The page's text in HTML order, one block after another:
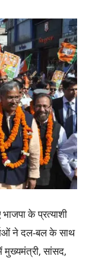
के प्रत्याशी
ने दल-बल के साथ
सांसद,